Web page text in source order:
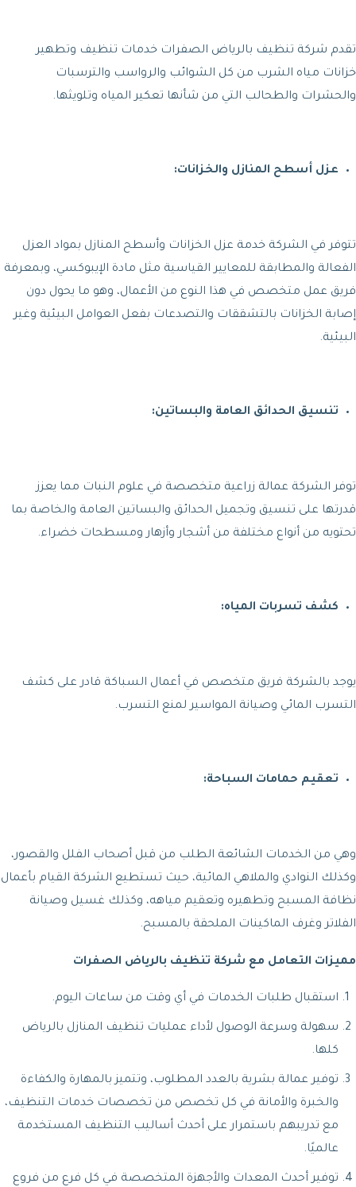
تقدم شركة تنظيف بالرياض الصفرات خدمات تنظيف وتطهير
خزانات مياه الشرب من كل الشوائب والرواسب والترسبات
والحشرات والطحالب التي من شأنها تعكير المياه وتلويثها.
عزل أسطح المنازل والخزانات:
تتوفر في الشركة خدمة عزل الخزانات وأسطح المنازل بمواد العزل
الفعالة والمطابقة للمعايير القياسية مثل مادة الإيبوكسي، وبمعرفة
فريق عمل متخصص في هذا النوع من الأعمال، وهو ما يحول دون
إصابة الخزانات بالتشققات والتصدعات بفعل العوامل البيئية وغير
البيئية.
تنسيق الحدائق العامة والبساتين:
توفر الشركة عمالة زراعية متخصصة في علوم النبات مما يعزز
قدرتها على تنسيق وتجميل الحدائق والبساتين العامة والخاصة بما
تحتويه من أنواع مختلفة من أشجار وأزهار ومسطحات خضراء.
كشف تسربات المياه:
يوجد بالشركة فريق متخصص في أعمال السباكة قادر على كشف
التسرب المائي وصيانة المواسير لمنع التسرب.
تعقيم حمامات السباحة:
وهي من الخدمات الشائعة الطلب من قبل أصحاب الفلل والقصور،
وكذلك النوادي والملاهي المائية، حيث تستطيع الشركة القيام بأعمال
نظافة المسبح وتطهيره وتعقيم مياهه، وكذلك غسيل وصيانة
الفلاتر وغرف الماكينات الملحقة بالمسبح.
مميزات التعامل مع شركة تنظيف بالرياض الصفرات
استقبال طلبات الخدمات في أي وقت من ساعات اليوم.
سهولة وسرعة الوصول لأداء عمليات تنظيف المنازل بالرياض
كلها.
توفير عمالة بشرية بالعدد المطلوب، وتتميز بالمهارة والكفاءة
والخبرة والأمانة في كل تخصص من تخصصات خدمات التنظيف،
مع تدريبهم باستمرار على أحدث أساليب التنظيف المستخدمة
عالميًا.
توفير أحدث المعدات والأجهزة المتخصصة في كل فرع من فروع